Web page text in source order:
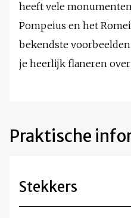
heeft vele
Pompeius en het
bekendste
je heerlijk flaneren
Praktische
Stekkers